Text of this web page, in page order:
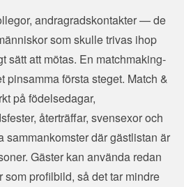
andragradskontakter — de
som skulle trivas ihop
sätt att mötas. En matchmaking-
pinsamma första steget. Match &
på födelsedagar,
återträffar, svensexor och
sammankomster där gästlistan är
Gäster kan använda redan
profilbild, så det tar mindre